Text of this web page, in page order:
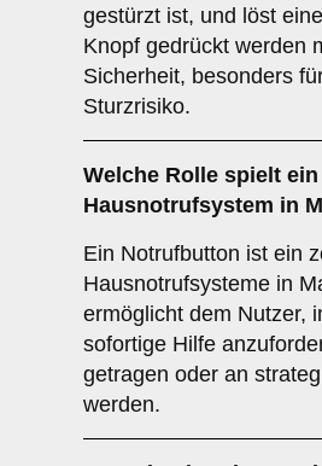
gestürzt ist, und löst
Knopf gedrückt werden
Sicherheit, besonders
Sturzrisiko.
Welche Rolle spielt
Hausnotrufsystem in
Ein Notrufbutton ist ein
Hausnotrufsysteme in
ermöglicht dem Nutzer,
sofortige Hilfe
getragen oder an
werden.